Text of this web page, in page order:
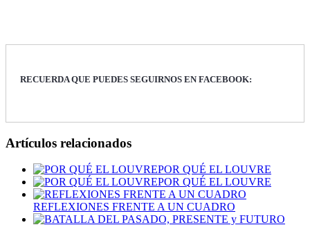
RECUERDA QUE PUEDES SEGUIRNOS EN FACEBOOK:
Artículos relacionados
POR QUÉ EL LOUVRE
POR QUÉ EL LOUVRE
REFLEXIONES FRENTE A UN CUADRO